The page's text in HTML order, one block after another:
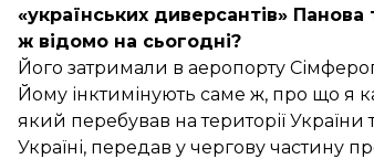
«українських диверсантів»
ж відомо на сьогодні?
Його затримали в аеропорту
Йому інктимінують саме ж, про що я
який перебував на території України
Україні, передав у чергову частину